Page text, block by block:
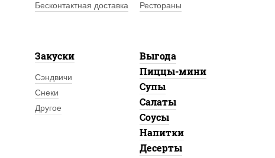
Бесконтактная доставка
Рестораны
Закуски
Сэндвичи
Снеки
Другое
Выгода
Пиццы-мини
Супы
Салаты
Соусы
Напитки
Десерты